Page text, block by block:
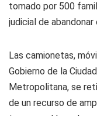
tomado por 500
judicial de abandonar
Las camionetas,
Gobierno de la
Metropolitana, se
de un recurso de